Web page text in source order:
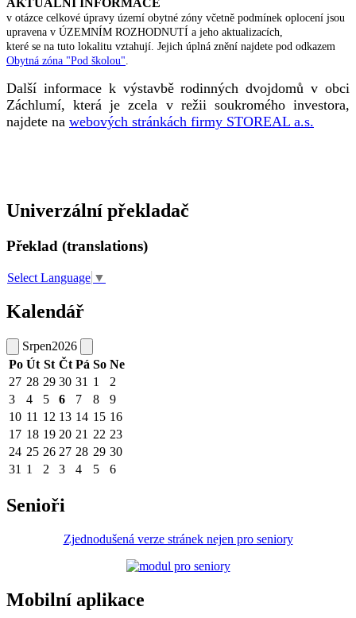
AKTUÁLNÍ INFORMACE
v otázce celkové úpravy území obytné zóny včetně podmínek oplocení jsou
upravena v ÚZEMNÍM ROZHODNUTÍ a jeho aktualizacích,
které se na tuto lokalitu vztahují. Jejich úplná znění najdete pod odkazem
Obytná zóna "Pod školou".
Další informace k výstavbě rodinných dvojdomů v obci
Záchlumí, která je zcela v režii soukromého investora,
najdete na webových stránkách firmy STOREAL a.s.
Univerzální překladač
Překlad (translations)
Select Language ▼
Kalendář
Srpen2026
Po Út St Čt Pá So Ne
27 28 29 30 31 1
2
3
4 5 6 7 8
9
10 11 12 13 14 15 16
17 18 19 20 21 22 23
24 25 26 27 28 29 30
31 1 2 3 4 5 6
Senioři
Zjednodušená verze stránek nejen pro seniory
Mobilní aplikace